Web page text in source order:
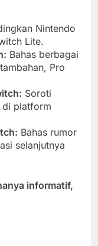
Nintendo
Lite.
Bahas berbagai
Pro
Soroti
di platform
Bahas rumor
selanjutnya
informatif,